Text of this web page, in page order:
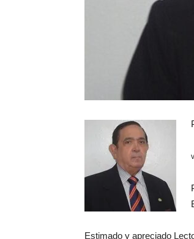
Estimado y apreciado